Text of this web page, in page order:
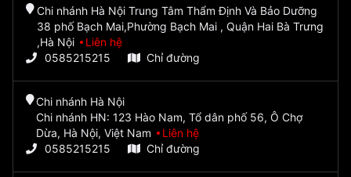
Chi nhánh Hà Nội Trung Tâm Thẩm Định Và Bảo Dưỡng
38 phố Bạch Mai,Phường Bạch Mai , Quận Hai Bà Trưng
,Hà Nội
Liên hệ
0585215215
Chỉ đường
Chi nhánh Hà Nội
Chi nhánh HN: 123 Hào Nam, Tổ dân phố 56, Ô Chợ
Dừa, Hà Nội, Việt Nam
Liên hệ
0585215215
Chỉ đường